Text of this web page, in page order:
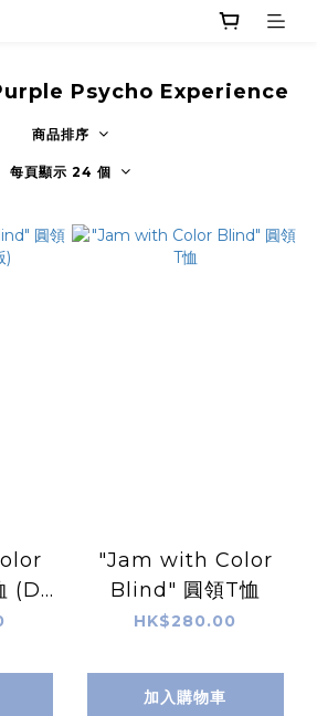
Psycho Experience
商品排序
每頁顯示 24 個
"Jam with Color
Blind" 圓領T恤
HK$280.00
加入購物車